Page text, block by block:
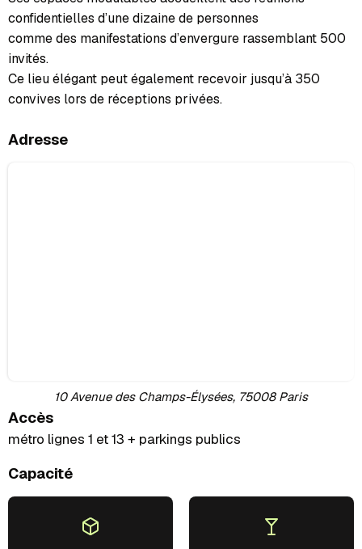
confidentielles d’une dizaine de personnes
comme des manifestations d’envergure rassemblant 500
invités.
Ce lieu élégant peut également recevoir jusqu’à 350
convives lors de réceptions privées.
Adresse
10 Avenue des Champs-Élysées, 75008 Paris
Accès
métro lignes 1 et 13 + parkings publics
Capacité